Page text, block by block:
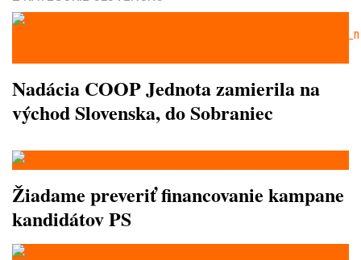
Nadácia COOP Jednota zamierila na
východ Slovenska, do Sobraniec
Žiadame preveriť financovanie kampane
kandidátov PS